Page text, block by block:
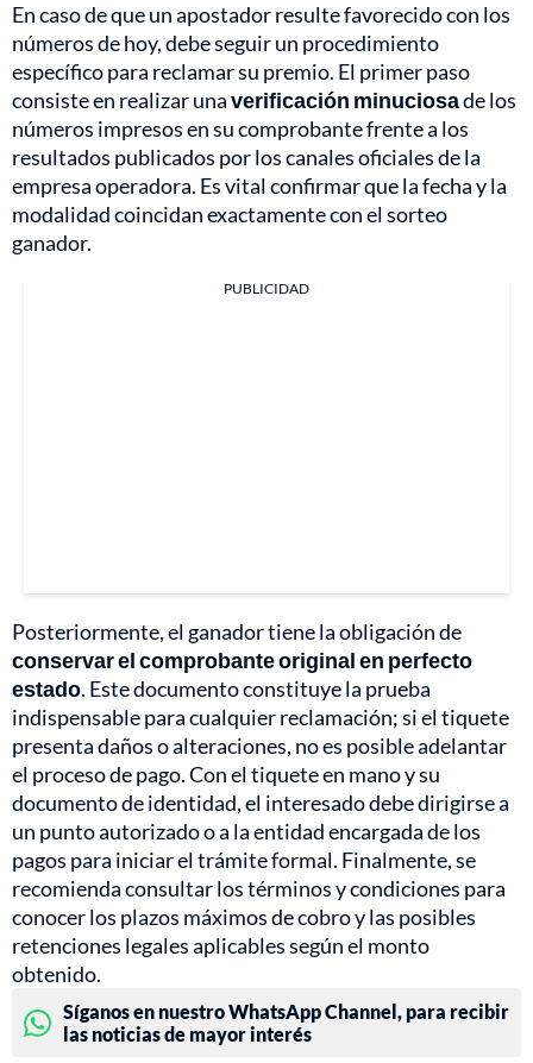
En caso de que un apostador resulte favorecido con los
números de hoy, debe seguir un procedimiento
específico para reclamar su premio. El primer paso
consiste en realizar unaverificación minuciosade los
números impresos en su comprobante frente a los
resultados publicados por los canales oficiales de la
empresa operadora. Es vital confirmar que la fecha y la
modalidad coincidan exactamente con el sorteo
ganador.
PUBLICIDAD
Posteriormente, el ganador tiene la obligación de
conservar el comprobante original en perfecto
estado. Este documento constituye la prueba
indispensable para cualquier reclamación; si el tiquete
presenta daños o alteraciones, no es posible adelantar
el proceso de pago. Con el tiquete en mano y su
documento de identidad, el interesado debe dirigirse a
un punto autorizado o a la entidad encargada de los
pagos para iniciar el trámite formal. Finalmente, se
recomienda consultar los términos y condiciones para
conocer los plazos máximos de cobro y las posibles
retenciones legales aplicables según el monto
obtenido.
Síganos en nuestro WhatsApp Channel, para recibir
las noticias de mayor interés